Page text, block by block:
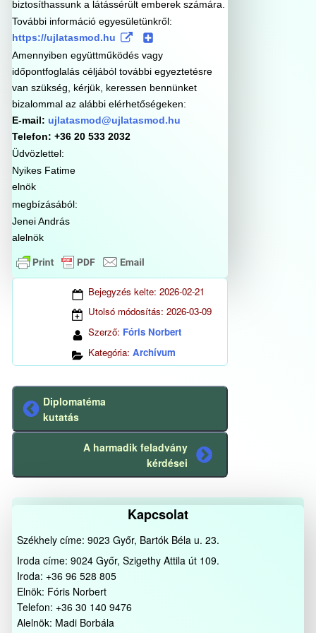
biztosíthassunk a látássérült emberek számára.
További információ egyesületünkről:
https://ujlatasmod.hu
Amennyiben együttműködés vagy
időpontfoglalás céljából további egyeztetésre
van szükség, kérjük, keressen bennünket
bizalommal az alábbi elérhetőségeken:
E-mail: ujlatasmod@ujlatasmod.hu
Telefon: +36 20 533 2032
Üdvözlettel:
Nyikes Fatime
elnök
megbízásából:
Jenei András
alelnök
Bejegyzés kelte: 2026-02-21
Utolsó módosítás: 2026-03-09
Szerző: Fóris Norbert
Kategória: Archívum
Előző
bejegyzés
Diplomatéma
kutatás
bejegyzés
A harmadik feladvány
kérdései
Kapcsolat
Székhely címe: 9023 Győr, Bartók Béla u. 23.
Iroda címe: 9024 Győr, Szigethy Attila út 109.
Iroda: +36 96 528 805
Elnök: Fóris Norbert
Telefon: +36 30 140 9476
Alelnök: Madi Borbála